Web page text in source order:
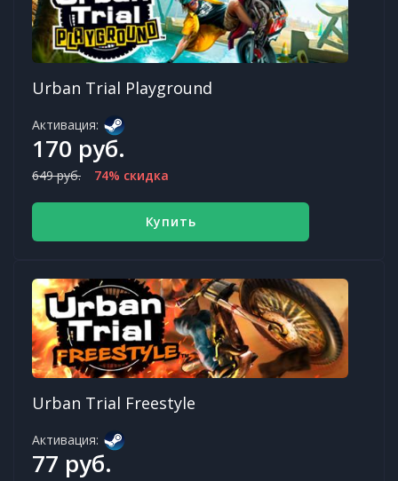
Urban Trial Playground
Активация:
170 руб.
649 руб. 74% скидка
Купить
Urban Trial Freestyle
Активация:
77 руб.